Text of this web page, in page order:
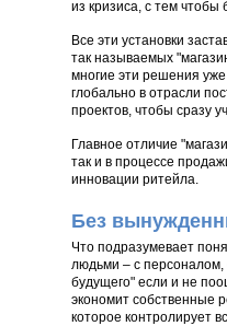
из кризиса, с тем чтобы
Все эти установки
так называемых
многие эти решения
глобально в отрасли
проектов, чтобы сразу
Главное отличие
так и в процессе
инновации ритейла.
Без
Что подразумевает
людьми – с персоналом,
будущего" если и не
экономит собственные
которое контролирует